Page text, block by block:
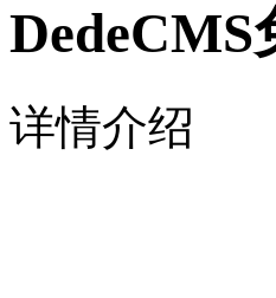
DedeCMS
详情介绍